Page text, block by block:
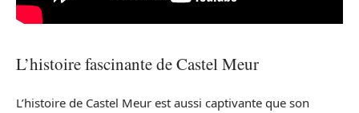
L’histoire fascinante de Castel Meur
L’histoire de Castel Meur est aussi captivante que son